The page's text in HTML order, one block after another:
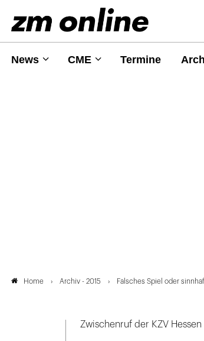
News CME Termine
Home Archiv - 2015 Falsches Spiel oder
Zwischenruf der KZV Hessen